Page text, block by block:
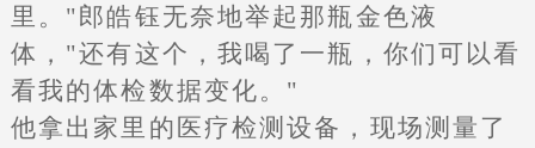
里。"郎皓钰无奈地举起那瓶金色液
体，"还有这个，我喝了一瓶，你们可以看
看我的体检数据变化。"
他拿出家里的医疗检测设备，现场测量了